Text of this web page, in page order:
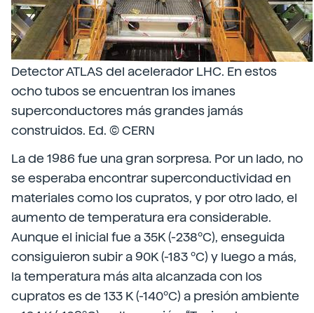
Detector ATLAS del acelerador LHC. En estos
ocho tubos se encuentran los imanes
superconductores más grandes jamás
construidos. Ed. © CERN
La de 1986 fue una gran sorpresa. Por un lado, no
se esperaba encontrar superconductividad en
materiales como los cupratos, y por otro lado, el
aumento de temperatura era considerable.
Aunque el inicial fue a 35K (-238ºC), enseguida
consiguieron subir a 90K (-183 ºC) y luego a más,
la temperatura más alta alcanzada con los
cupratos es de 133 K (-140ºC) a presión ambiente